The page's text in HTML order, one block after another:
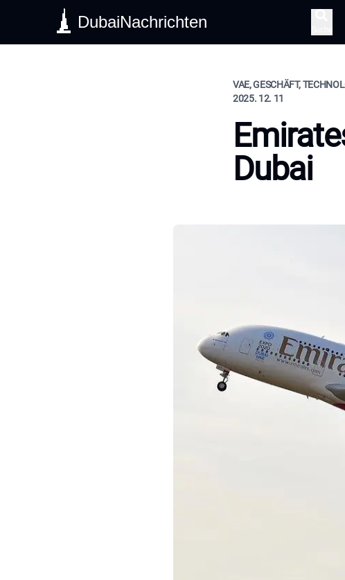
DubaiNachrichten
VAE, GESCHÄFT,
2025. 12. 11
Dubai